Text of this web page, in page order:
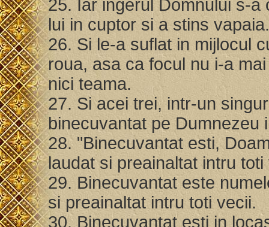
25. Iar ingerul Domnului s-a
lui in cuptor si a stins
26. Si le-a suflat in mijlocul
roua, asa ca focul nu i-a
nici teama.
27. Si acei trei, intr-un
binecuvantat pe
28. "Binecuvantat esti,
laudat si preainaltat intru
29. Binecuvantat este
si preainaltat intru toti vecii.
30. Binecuvantat esti in